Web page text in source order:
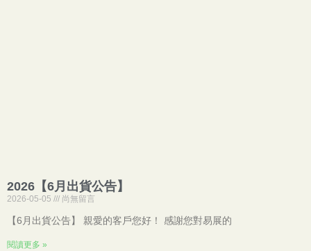
2026【6月出貨公告】
2026-05-05 尚無留言
【6月出貨公告】 親愛的客戶您好！ 感謝您對易展的
閱讀更多 »